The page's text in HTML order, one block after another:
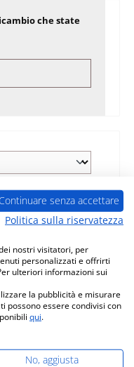
che state
per cenere
Continuare senza accettare
Politica sulla riservatezza
nostri visitatori, per
personalizzati e offrirti
ulteriori informazioni sui
la pubblicità e misurare
possono essere condivisi con
qui.
No, aggiusta